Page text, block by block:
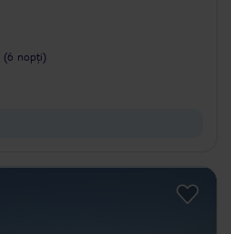
(6 nopți)